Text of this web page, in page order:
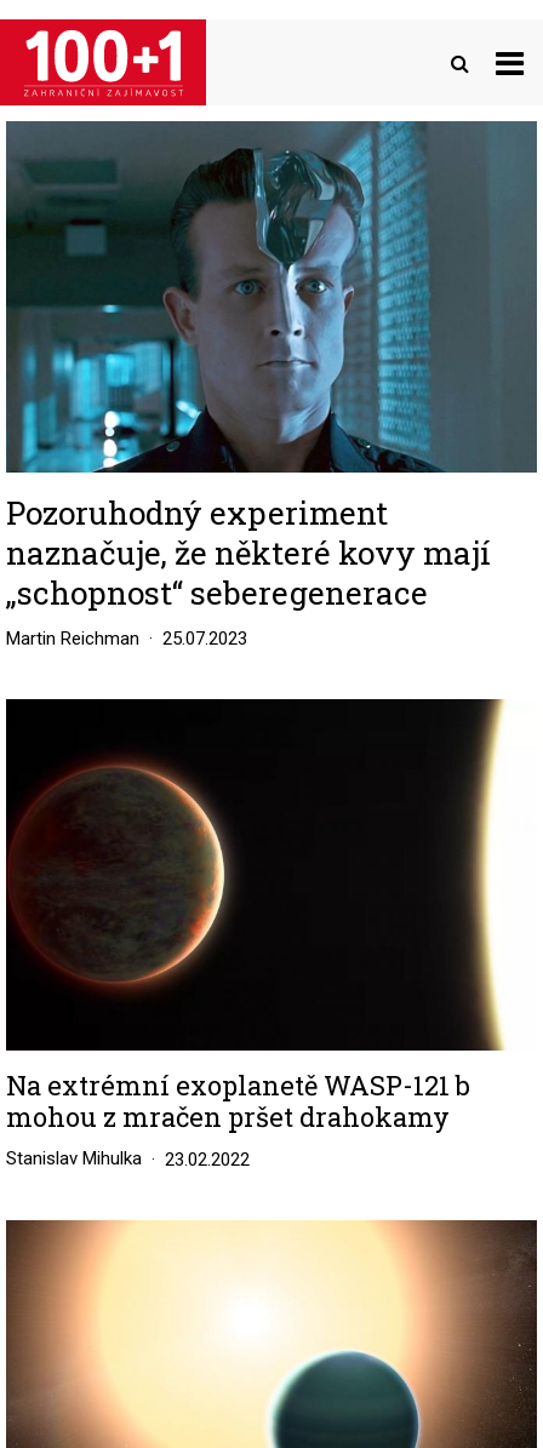
Přejít
hlavnímu
obsahu
Pozoruhodný experiment
naznačuje, že některé kovy mají
„schopnost“ seberegenerace
Martin Reichman 25.07.2023
Na extrémní exoplanetě WASP-121 b
mohou z mračen pršet drahokamy
Stanislav Mihulka 23.02.2022